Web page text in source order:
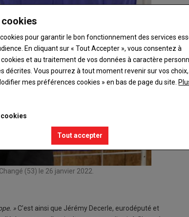
(53) le 26 janvier 2022.
» C’est ainsi que Jérémy Decerle, eurodéputé et
pour garantir le bon fonctionnement des services
En cliquant sur « Tout Accepter », vous consentez à
cookies et au traitement de vos données à caractère
décrites. Vous pourrez à tout moment revenir sur vos
mes préférences cookies » en bas de page du site.
Tout accepter